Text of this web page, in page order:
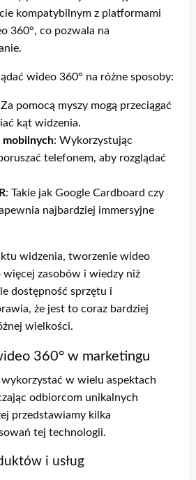
kompatybilnym z platformami
360°, co pozwala na
wideo 360° na różne sposoby:
Za pomocą myszy mogą przeciągać
kąt widzenia.
mobilnych: Wykorzystując
telefonem, aby rozglądać
: Takie jak Google Cardboard czy
najbardziej immersyjne
widzenia, tworzenie wideo
więcej zasobów i wiedzy niż
dostępność sprzętu i
że jest to coraz bardziej
wielkości.
360° w marketingu
w wielu aspektach
odbiorcom unikalnych
przedstawiamy kilka
tej technologii.
i usług